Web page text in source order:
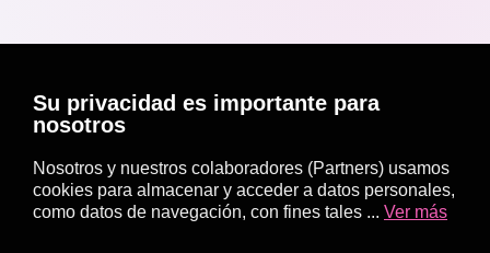
Su privacidad es importante para
nosotros
Nosotros y nuestros colaboradores (Partners) usamos
cookies para almacenar y acceder a datos personales,
como datos de navegación, con fines tales ... Ver más